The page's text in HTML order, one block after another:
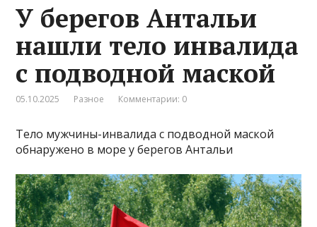
У берегов Антальи
нашли тело инвалида
с подводной маской
05.10.2025 Разное Комментарии: 0
Тело мужчины-инвалида с подводной маской
обнаружено в море у берегов Антальи